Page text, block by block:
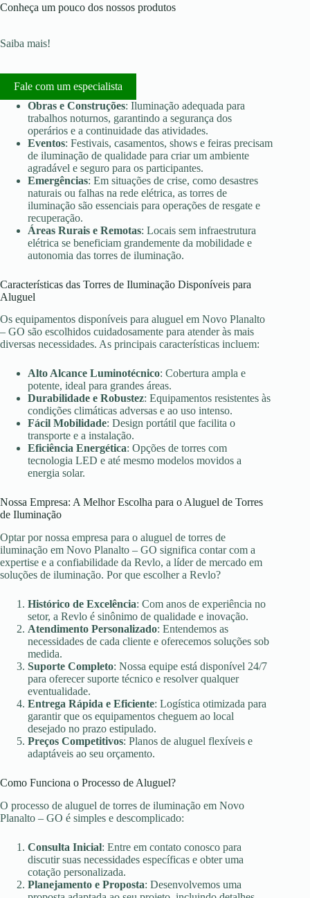
Conheça um pouco dos nossos produtos
Saiba mais!
Fale com um especialista
Obras e Construções: Iluminação adequada para
trabalhos noturnos, garantindo a segurança dos
operários e a continuidade das atividades.
Eventos: Festivais, casamentos, shows e feiras precisam
de iluminação de qualidade para criar um ambiente
agradável e seguro para os participantes.
Emergências: Em situações de crise, como desastres
naturais ou falhas na rede elétrica, as torres de
iluminação são essenciais para operações de resgate e
recuperação.
Áreas Rurais e Remotas: Locais sem infraestrutura
elétrica se beneficiam grandemente da mobilidade e
autonomia das torres de iluminação.
Características das Torres de Iluminação Disponíveis para
Aluguel
Os equipamentos disponíveis para aluguel em Novo Planalto
– GO são escolhidos cuidadosamente para atender às mais
diversas necessidades. As principais características incluem:
Alto Alcance Luminotécnico: Cobertura ampla e
potente, ideal para grandes áreas.
Durabilidade e Robustez: Equipamentos resistentes às
condições climáticas adversas e ao uso intenso.
Fácil Mobilidade: Design portátil que facilita o
transporte e a instalação.
Eficiência Energética: Opções de torres com
tecnologia LED e até mesmo modelos movidos a
energia solar.
Nossa Empresa: A Melhor Escolha para o Aluguel de Torres
de Iluminação
Optar por nossa empresa para o aluguel de torres de
iluminação em Novo Planalto – GO significa contar com a
expertise e a confiabilidade da Revlo, a líder de mercado em
soluções de iluminação. Por que escolher a Revlo?
Histórico de Excelência: Com anos de experiência no
setor, a Revlo é sinônimo de qualidade e inovação.
Atendimento Personalizado: Entendemos as
necessidades de cada cliente e oferecemos soluções sob
medida.
Suporte Completo: Nossa equipe está disponível 24/7
para oferecer suporte técnico e resolver qualquer
eventualidade.
Entrega Rápida e Eficiente: Logística otimizada para
garantir que os equipamentos cheguem ao local
desejado no prazo estipulado.
Preços Competitivos: Planos de aluguel flexíveis e
adaptáveis ao seu orçamento.
Como Funciona o Processo de Aluguel?
O processo de aluguel de torres de iluminação em Novo
Planalto – GO é simples e descomplicado:
Consulta Inicial: Entre em contato conosco para
discutir suas necessidades específicas e obter uma
cotação personalizada.
Planejamento e Proposta: Desenvolvemos uma